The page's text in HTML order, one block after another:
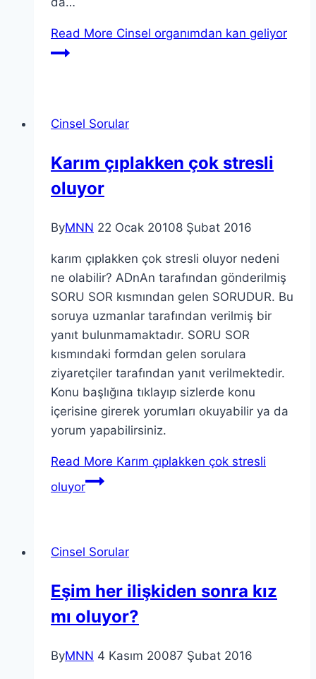
Read More Cinsel organımdan kan geliyor
Cinsel Sorular
Karım çıplakken çok stresli
oluyor
ByMNN 22 Ocak 20108 Şubat 2016
karım çıplakken çok stresli oluyor nedeni
ne olabilir? ADnAn tarafından gönderilmiş
SORU SOR kısmından gelen SORUDUR. Bu
soruya uzmanlar tarafından verilmiş bir
yanıt bulunmamaktadır. SORU SOR
kısmındaki formdan gelen sorulara
ziyaretçiler tarafından yanıt verilmektedir.
Konu başlığına tıklayıp sizlerde konu
içerisine girerek yorumları okuyabilir ya da
yorum yapabilirsiniz.
Read More Karım çıplakken çok stresli
oluyor
Cinsel Sorular
Eşim her ilişkiden sonra kız
mı oluyor?
ByMNN 4 Kasım 20087 Şubat 2016